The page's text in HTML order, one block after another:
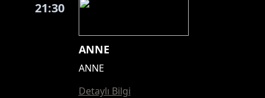
21:30
ANNE
ANNE
Detaylı Bilgi